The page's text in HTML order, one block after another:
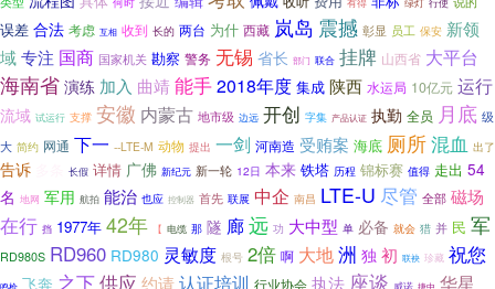
误差 合法 考虑 互相 收到 长的 两台 为什 西藏 岚岛 震撼 彰显 员工 保安 新领
域专注 国商 国家机关 勘察 警务 无锡 省长 部门 联合 挂牌 山西省 大平台
海南省演练 加入 曲靖能手2018年度 集成 陕西 水运局 10亿元 运行
流域 试运行 支撑 安徽 内蒙古 地市级 边远 开创 字集 产品认证 执勤 全员 月底 级
大 简约 网通 下一 --LTE-M 动物 提出 一剑 河南造 受贿案 海底 厕所混血 出了
告诉 长假 详情 广佛 新纪元 新一轮 12日 本来 铁塔 历程 锦标赛 值得 走出 54
名 地网 军用 航拍 能治 也应 控制器 首先 联展 中企 南昌 LTE-U 尽管 全部 磁场
在行 挡 1977年 42年 【 电缆 那 隧 廊远 功 大中型 单 必备 就会 猎 并 民 军
RD980S RD960 RD980 灵敏度 根号 2倍 啊 大地洲 独 初 联袂 珍藏 祝您
鸣枪 飞奔 之下供应约请认证培训 行业协会 执法 座谈 威诺 捷中 华星